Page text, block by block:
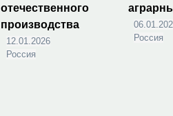
отечественного
производства
12.01.2026
Россия
Россия